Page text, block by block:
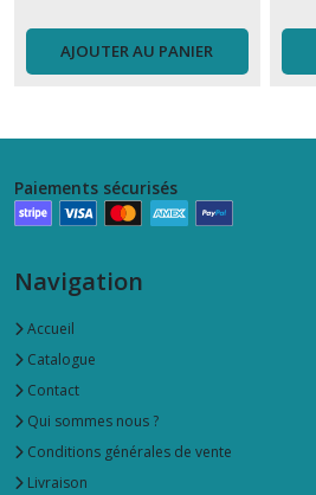
AJOUTER AU PANIER
Paiements sécurisés
Navigation
Accueil
Catalogue
Contact
Qui sommes nous ?
Conditions générales de vente
Livraison